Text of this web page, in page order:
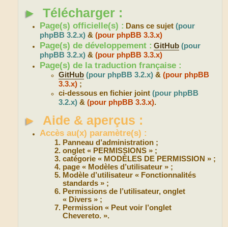
► Télécharger :
Page(s) officielle(s) : Dans ce sujet(pour
phpBB 3.2.x) &(pour phpBB 3.3.x)
Page(s) de développement : GitHub (pour
phpBB 3.2.x) &(pour phpBB 3.3.x)
Page(s) de la traduction française :
GitHub (pour phpBB 3.2.x) &(pour phpBB
3.3.x) ;
ci-dessous en fichier joint(pour phpBB
3.2.x) &(pour phpBB 3.3.x).
► Aide & aperçus :
Accès au(x) paramètre(s) :
Panneau d’administration ;
onglet « PERMISSIONS » ;
catégorie « MODÈLES DE PERMISSION » ;
page « Modèles d’utilisateur » ;
Modèle d’utilisateur « Fonctionnalités
standards » ;
Permissions de l’utilisateur, onglet
« Divers » ;
Permission « Peut voir l’onglet
Chevereto. ».